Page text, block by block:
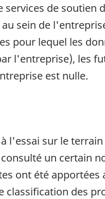
de soutien
sein de
pour lequel les
l'entreprise), les
est nulle.
l'essai sur le
un certain
ont été apportées
classification des